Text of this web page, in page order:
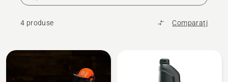
4 produse Comparați
Toate